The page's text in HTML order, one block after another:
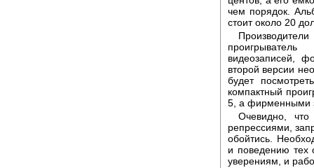
чем порядок.
стоит около 20
видеозаписей,
второй версии
будет
компактный
5, а фирменными
Очевидно,
репрессиями,
обойтись.
и поведению тех
уверениям, и